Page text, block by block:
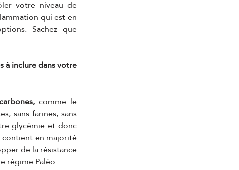
votre niveau de
qui est en
Sachez que
à inclure dans votre
comme le
sans farines, sans
glycémie et donc
en majorité
de la résistance
régime Paléo.